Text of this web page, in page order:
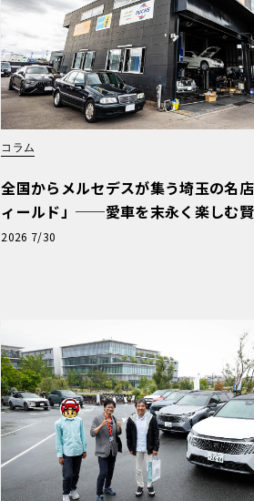
コラム
全国からメルセデスが集う埼玉の名
ィールド」──愛車を末永く楽しむ
と、プロがフックス製オイルを選ぶ理
2026 7/30